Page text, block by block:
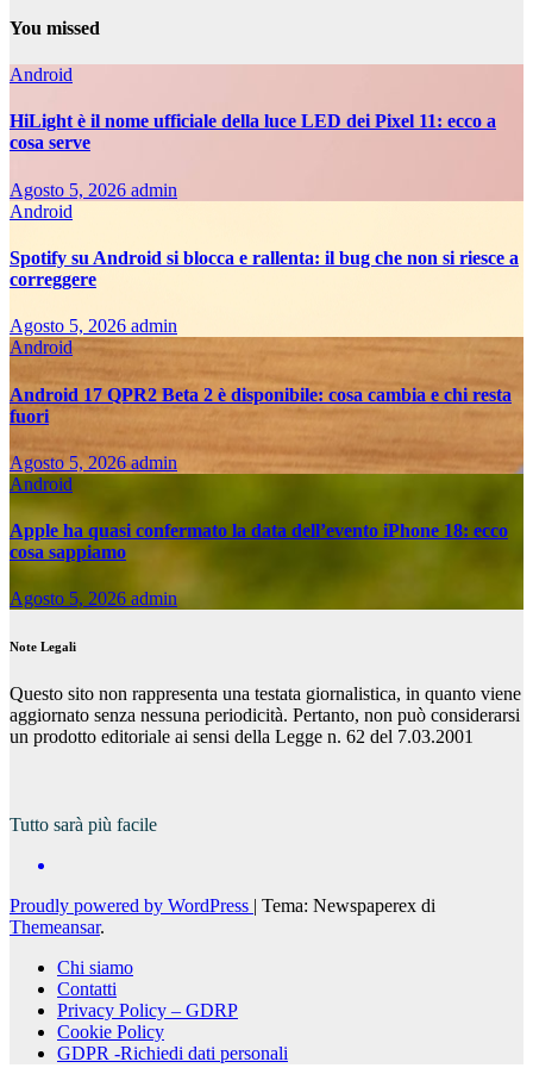
trusted
sites
to
buy
watch
for
sales
You missed
Android
HiLight è il nome ufficiale della luce LED dei Pixel 11: ecco a
cosa serve
Agosto 5, 2026 admin
Android
Spotify su Android si blocca e rallenta: il bug che non si riesce a
correggere
Agosto 5, 2026 admin
Android
Android 17 QPR2 Beta 2 è disponibile: cosa cambia e chi resta
fuori
Agosto 5, 2026 admin
Android
Apple ha quasi confermato la data dell’evento iPhone 18: ecco
cosa sappiamo
Agosto 5, 2026 admin
Note Legali
Questo sito non rappresenta una testata giornalistica, in quanto viene
aggiornato senza nessuna periodicità. Pertanto, non può considerarsi
un prodotto editoriale ai sensi della Legge n. 62 del 7.03.2001
Tutto sarà più facile
Proudly powered by WordPress | Tema: Newspaperex di
Themeansar.
Chi siamo
Contatti
Privacy Policy – GDRP
Cookie Policy
GDPR -Richiedi dati personali